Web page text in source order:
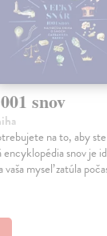
snov
na to, aby
encyklopédia snov je
myseľ zatúla